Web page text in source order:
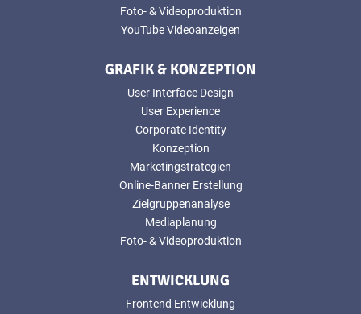
Foto- & Videoproduktion
YouTube Videoanzeigen
GRAFIK & KONZEPTION
User Interface Design
User Experience
Corporate Identity
Konzeption
Marketingstrategien
Online-Banner Erstellung
Zielgruppenanalyse
Mediaplanung
Foto- & Videoproduktion
ENTWICKLUNG
Frontend Entwicklung